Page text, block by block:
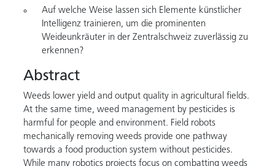
Auf welche Weise lassen sich Elemente künstlicher
Intelligenz trainieren, um die prominenten
Weideunkräuter in der Zentralschweiz zuverlässig zu
erkennen?
Abstract
Weeds lower yield and output quality in agricultural fields.
At the same time, weed management by pesticides is
harmful for people and environment. Field robots
mechanically removing weeds provide one pathway
towards a food production system without pesticides.
While many robotics projects focus on combatting weeds